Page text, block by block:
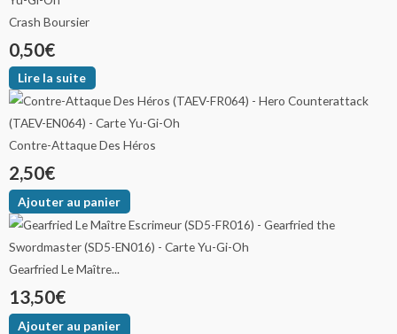
Crash Boursier
0,50€
Lire la suite
Contre-Attaque Des Héros
2,50€
Ajouter au panier
Gearfried Le Maître...
13,50€
Ajouter au panier